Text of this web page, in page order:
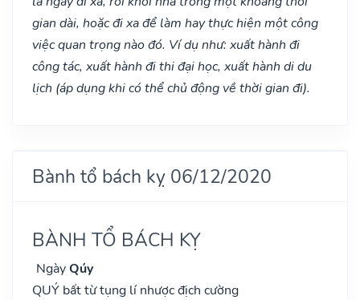
gian dài, hoặc đi xa để làm hay thực hiện một công
việc quan trọng nào đó. Ví dụ như: xuất hành đi
công tác, xuất hành đi thi đại học, xuất hành di du
lịch (áp dụng khi có thể chủ động về thời gian đi).
Bành tổ bách kỵ 06/12/2020
BÀNH TỔ BÁCH KỴ
NgàyQúy
QUÝ bất từ tụng lí nhược địch cường